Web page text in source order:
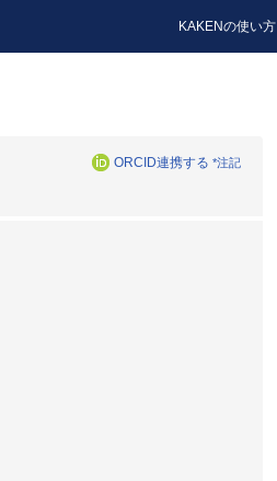
KAKENの使い方
ORCID連携する *注記